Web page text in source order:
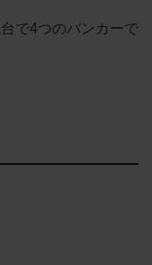
で4つのバンカーで